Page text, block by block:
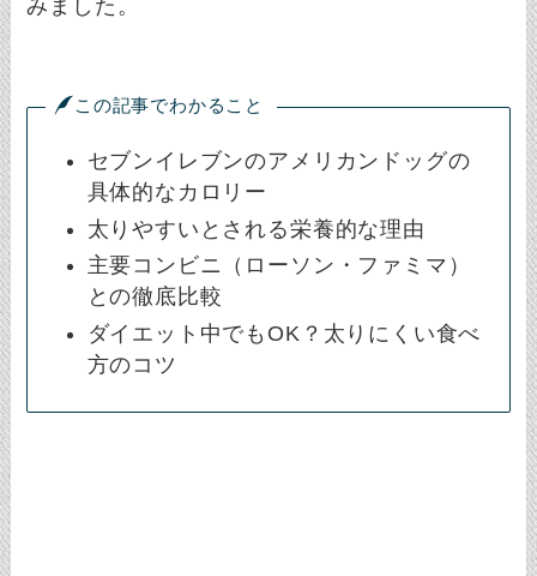
みました。
この記事でわかること
セブンイレブンのアメリカンドッグの
具体的なカロリー
太りやすいとされる栄養的な理由
主要コンビニ（ローソン・ファミマ）
との徹底比較
ダイエット中でもOK？太りにくい食べ
方のコツ